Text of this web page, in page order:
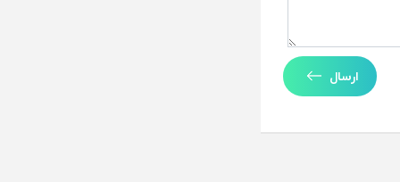
ارسال